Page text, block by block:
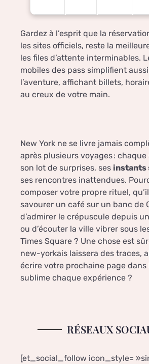
Gardez à l’esprit que la
les sites officiels, reste la
les files d’attente interminables.
mobiles des pass simplifient
l’aventure, affichant billets,
au creux de votre main.
New York ne se livre jamais
après plusieurs voyages :
son lot de surprises, ses instants
ses rencontres inattendues.
composer votre propre rituel, qu’il
savourer un café sur un banc de
d’admirer le crépuscule depuis
ou d’écouter la ville vibrer sous
Times Square ? Une chose est
new-yorkais laissera des traces,
écrire votre prochaine page dans
sublime chaque expérience ?
RÉSEAUX
[et_social_follow icon_style=